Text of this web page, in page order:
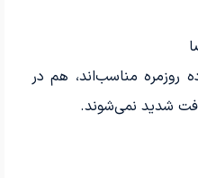
روزمره مناسب‌اند، هم در
شدید نمی‌شوند.